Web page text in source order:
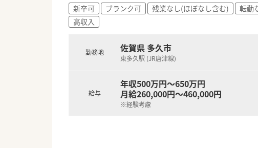
新卒可 ブランク可 残業なし(ほぼなし含む) 転勤
高収入
勤務地 佐賀県 多久市
東多久駅 (JR唐津線)
給与
年収500万円～650万円
月給260,000円～460,000円
※経験考慮